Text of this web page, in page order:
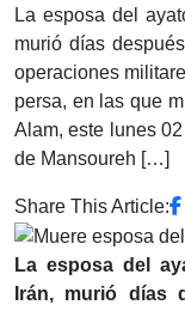
La esposa del
murió días
operaciones
persa, en las que
Alam, este lunes
de Mansoureh […]
Share This Article:
La esposa del
Irán, murió días